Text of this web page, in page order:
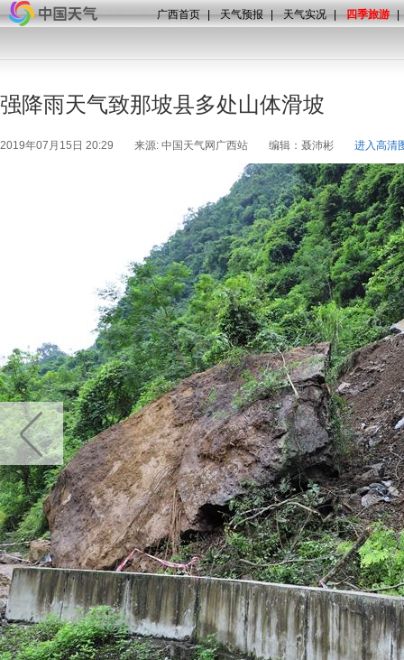
广西首页 | 天气预报 | 天气实况 | 四季旅游 |
强降雨天气致那坡县多处山体滑坡
2019年07月15日 20:29 来源: 中国天气网广西站 编辑：聂沛彬 进入高清